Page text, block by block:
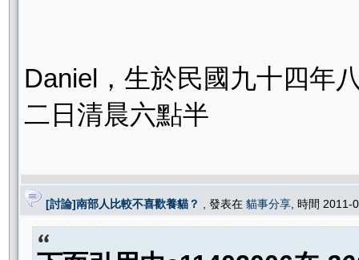
Daniel，生於民國九十四年
二日清晨六點半
[討論]南部人比較不喜歡養貓？ , 發表在 貓事分享 , 時間